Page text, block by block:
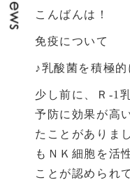
こんばんは！
免疫について
♪乳酸菌を積極的
少し前に、Ｒ -1
予防に効果が高
たことがありま
もＮＫ細胞を活
ことが認められ